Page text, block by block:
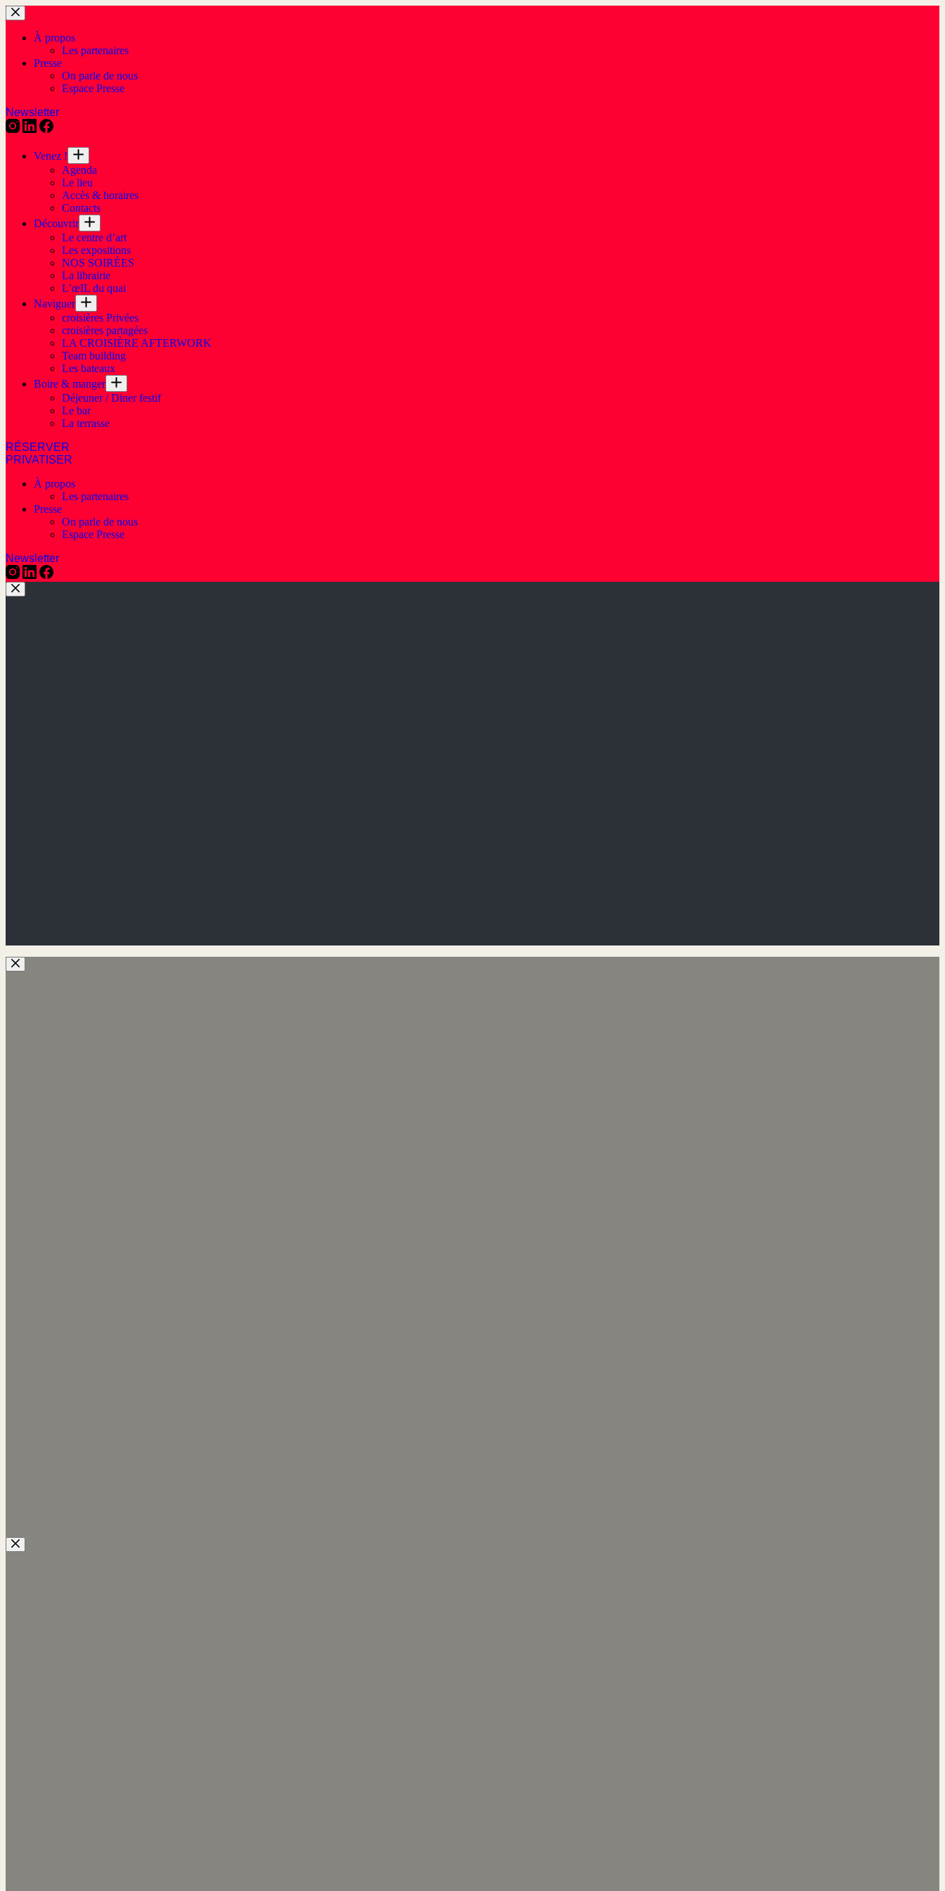
À propos
Les partenaires
Presse
On parle de nous
Espace Presse
Newsletter
Venez !
Agenda
Le lieu
Accès & horaires
Contacts
Découvrir
Le centre d’art
Les expositions
NOS SOIRÉES
La librairie
L’œIL du quai
Naviguer
croisières Privées
croisières partagées
LA CROISIÈRE AFTERWORK
Team building
Les bateaux
Boire & manger
Déjeuner / Diner festif
Le bar
La terrasse
RÉSERVER
PRIVATISER
À propos
Les partenaires
Presse
On parle de nous
Espace Presse
Newsletter